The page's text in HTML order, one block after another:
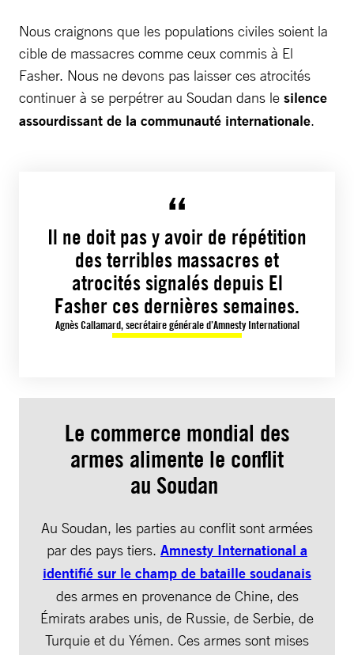
Nous craignons que les populations civiles soient la
cible de massacres comme ceux commis à El
Fasher. Nous ne devons pas laisser ces atrocités
continuer à se perpétrer au Soudan dans le silence
assourdissant de la communauté internationale.
Il ne doit pas y avoir de répétition
des terribles massacres et
atrocités signalés depuis El
Fasher ces dernières semaines.
Agnès Callamard, secrétaire générale d’Amnesty International
Le commerce mondial des
armes alimente le conflit
au Soudan
Au Soudan, les parties au conflit sont armées
par des pays tiers. Amnesty International a
identifié sur le champ de bataille soudanais
des armes en provenance de Chine, des
Émirats arabes unis, de Russie, de Serbie, de
Turquie et du Yémen. Ces armes sont mises